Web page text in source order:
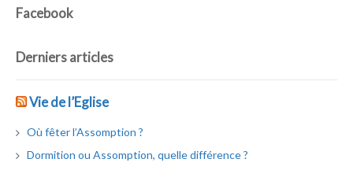
Facebook
Derniers articles
Vie de l’Eglise
Où fêter l’Assomption ?
Dormition ou Assomption, quelle différence ?